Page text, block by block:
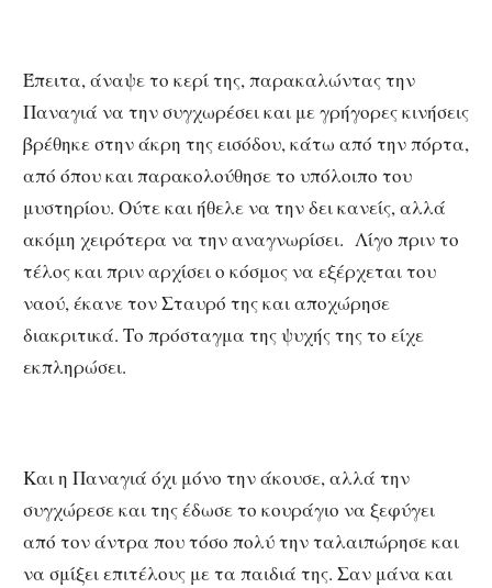
Έπειτα, άναψε το κερί της, παρακαλώντας την
Παναγιά να την συγχωρέσει και με γρήγορες κινήσεις
βρέθηκε στην άκρη της εισόδου, κάτω από την πόρτα,
από όπου και παρακολούθησε το υπόλοιπο του
μυστηρίου. Ούτε και ήθελε να την δει κανείς, αλλά
ακόμη χειρότερα να την αναγνωρίσει. Λίγο πριν το
τέλος και πριν αρχίσει ο κόσμος να εξέρχεται του
ναού, έκανε τον Σταυρό της και αποχώρησε
διακριτικά. Το πρόσταγμα της ψυχής της το είχε
εκπληρώσει.
Και η Παναγιά όχι μόνο την άκουσε, αλλά την
συγχώρεσε και της έδωσε το κουράγιο να ξεφύγει
από τον άντρα που τόσο πολύ την ταλαιπώρησε και
να σμίξει επιτέλους με τα παιδιά της. Σαν μάνα και